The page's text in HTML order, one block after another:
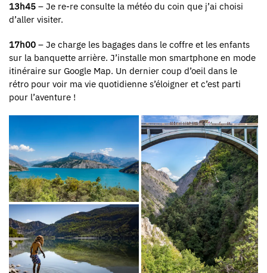
13h45 – Je re-re consulte la météo du coin que j’ai choisi
d’aller visiter.
17h00 – Je charge les bagages dans le coffre et les enfants
sur la banquette arrière. J’installe mon smartphone en mode
itinéraire sur Google Map. Un dernier coup d’oeil dans le
rétro pour voir ma vie quotidienne s’éloigner et c’est parti
pour l’aventure !